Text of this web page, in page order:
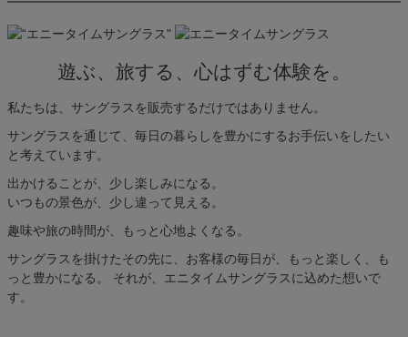
遊ぶ、旅する、心はずむ体験を。
私たちは、サングラスを販売するだけではありません。
サングラスを通じて、毎日の暮らしを豊かにするお手伝いをしたい
と考えています。
出かけることが、少し楽しみになる。
いつもの景色が、少し違って見える。
趣味や旅の時間が、もっと心地よくなる。
サングラスを掛けたその先に、お客様の毎日が、もっと楽しく、も
っと豊かになる。 それが、エニタイムサングラスに込めた想いで
す。